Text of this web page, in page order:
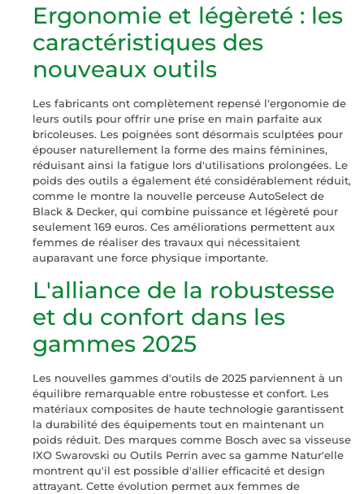
Ergonomie et légèreté : les
caractéristiques des
nouveaux outils
Les fabricants ont complètement repensé l'ergonomie de
leurs outils pour offrir une prise en main parfaite aux
bricoleuses. Les poignées sont désormais sculptées pour
épouser naturellement la forme des mains féminines,
réduisant ainsi la fatigue lors d'utilisations prolongées. Le
poids des outils a également été considérablement réduit,
comme le montre la nouvelle perceuse AutoSelect de
Black & Decker, qui combine puissance et légèreté pour
seulement 169 euros. Ces améliorations permettent aux
femmes de réaliser des travaux qui nécessitaient
auparavant une force physique importante.
L'alliance de la robustesse
et du confort dans les
gammes 2025
Les nouvelles gammes d'outils de 2025 parviennent à un
équilibre remarquable entre robustesse et confort. Les
matériaux composites de haute technologie garantissent
la durabilité des équipements tout en maintenant un
poids réduit. Des marques comme Bosch avec sa visseuse
IXO Swarovski ou Outils Perrin avec sa gamme Natur'elle
montrent qu'il est possible d'allier efficacité et design
attrayant. Cette évolution permet aux femmes de